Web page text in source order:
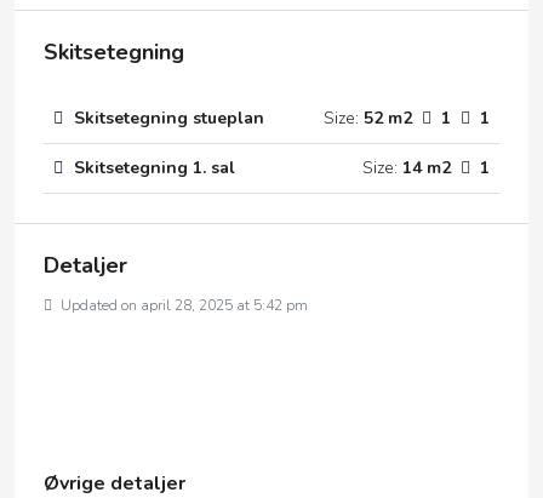
Skitsetegning
Skitsetegning stueplan Size: 52 m2 1 1
Skitsetegning 1. sal Size: 14 m2 1
Detaljer
Updated on april 28, 2025 at 5:42 pm
Øvrige detaljer